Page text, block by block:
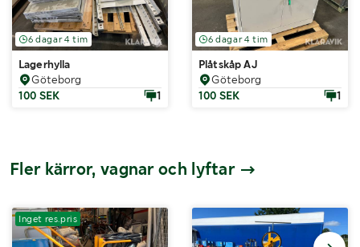
6 dagar 4 tim
Lagerhylla
Göteborg
100 SEK
1
6 dagar 4 tim
Plåtskåp AJ
Göteborg
100 SEK
1
Fler kärror, vagnar och lyftar
Inget res.pris